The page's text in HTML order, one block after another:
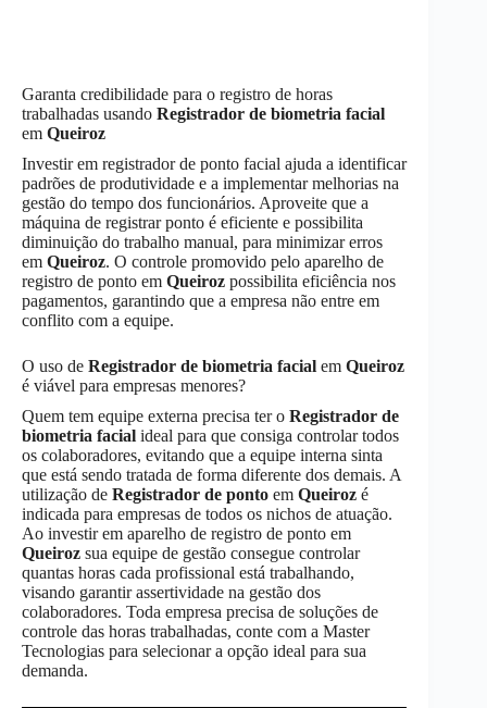
Garanta credibilidade para o registro de horas
trabalhadas usando Registrador de biometria facial
em Queiroz
Investir em registrador de ponto facial ajuda a identificar
padrões de produtividade e a implementar melhorias na
gestão do tempo dos funcionários. Aproveite que a
máquina de registrar ponto é eficiente e possibilita
diminuição do trabalho manual, para minimizar erros
em Queiroz. O controle promovido pelo aparelho de
registro de ponto em Queiroz possibilita eficiência nos
pagamentos, garantindo que a empresa não entre em
conflito com a equipe.
O uso de Registrador de biometria facial em Queiroz
é viável para empresas menores?
Quem tem equipe externa precisa ter o Registrador de
biometria facial ideal para que consiga controlar todos
os colaboradores, evitando que a equipe interna sinta
que está sendo tratada de forma diferente dos demais. A
utilização de Registrador de ponto em Queiroz é
indicada para empresas de todos os nichos de atuação.
Ao investir em aparelho de registro de ponto em
Queiroz sua equipe de gestão consegue controlar
quantas horas cada profissional está trabalhando,
visando garantir assertividade na gestão dos
colaboradores. Toda empresa precisa de soluções de
controle das horas trabalhadas, conte com a Master
Tecnologias para selecionar a opção ideal para sua
demanda.